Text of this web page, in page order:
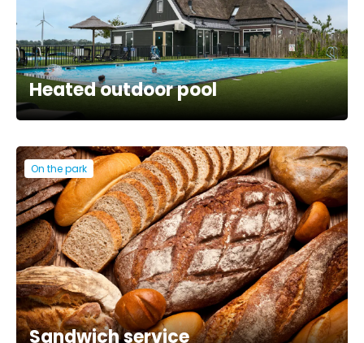
Heated outdoor pool
On the park
Sandwich service